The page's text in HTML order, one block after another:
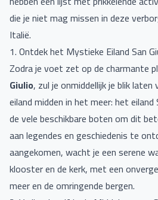
die je niet mag missen in deze
Italië.
1. Ontdek het Mystieke Eiland San
Zodra je voet zet op de charmante
Giulio, zul je onmiddellijk je blik
eiland midden in het meer: het eiland
de vele beschikbare boten om dit
aan legendes en geschiedenis te
aangekomen, wacht je een serene
klooster en de kerk, met een
meer en de omringende bergen.